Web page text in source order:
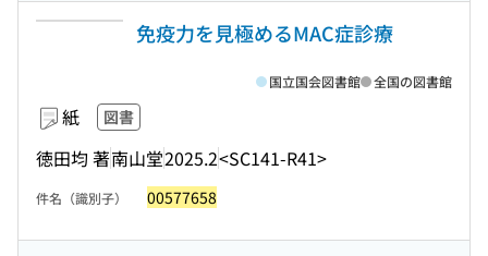
免疫力を見極めるMAC症診療
紙 図書
徳田均 著南山堂2025.2<SC141-R41>
国立国会図書館 全国の図書館
件名（識別子） 00577658